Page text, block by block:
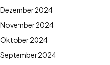
Dezember 2024
November 2024
Oktober 2024
September 2024